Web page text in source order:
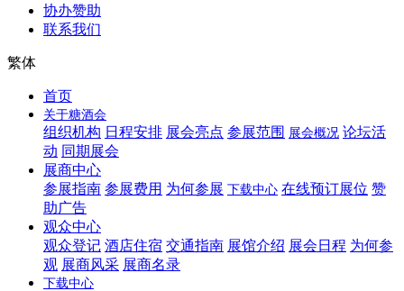
协办赞助
联系我们
繁体
首页
关于糖酒会
组织机构 日程安排 展会亮点 参展范围 展会概况 论坛活
动 同期展会
展商中心
参展指南 参展费用 为何参展 下载中心 在线预订展位 赞
助广告
观众中心
观众登记 酒店住宿 交通指南 展馆介绍 展会日程 为何参
观 展商风采 展商名录
下载中心